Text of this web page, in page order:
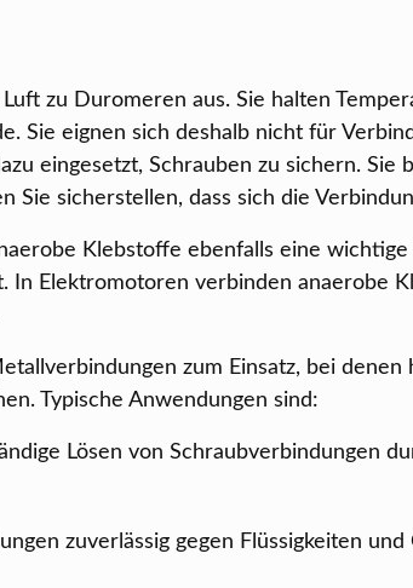
zu Duromeren aus. Sie halten
Sie eignen sich deshalb nicht für
eingesetzt, Schrauben zu sichern. Sie
Sie sicherstellen, dass sich die
Klebstoffe ebenfalls eine
In Elektromotoren verbinden anaerobe
zum Einsatz, bei denen
Typische Anwendungen sind:
Lösen von Schraubverbindungen
zuverlässig gegen Flüssigkeiten